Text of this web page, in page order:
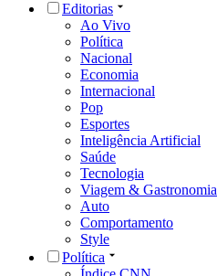
Editorias
Ao Vivo
Política
Nacional
Economia
Internacional
Pop
Esportes
Inteligência Artificial
Saúde
Tecnologia
Viagem & Gastronomia
Auto
Comportamento
Style
Política